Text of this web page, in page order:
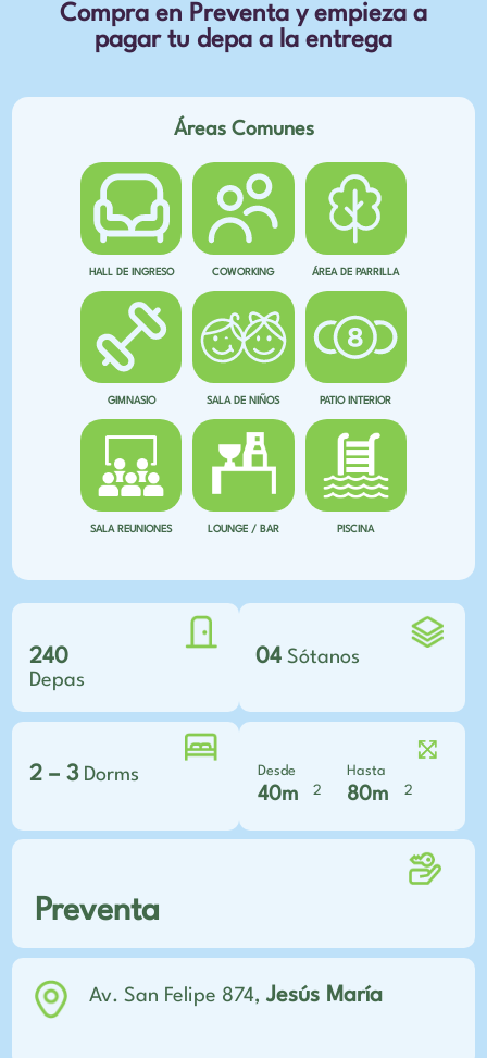
Compra en Preventa y empieza a
pagar tu depa a la entrega
Áreas Comunes
HALL DE INGRESO COWORKING ÁREA DE PARRILLA
GIMNASIO SALA DE NIÑOS PATIO INTERIOR
SALA REUNIONES LOUNGE / BAR PISCINA
240
Depas
04 Sótanos
2 – 3Dorms Desde Hasta
40m 2 80m 2
Preventa
Av. San Felipe 874, Jesús María